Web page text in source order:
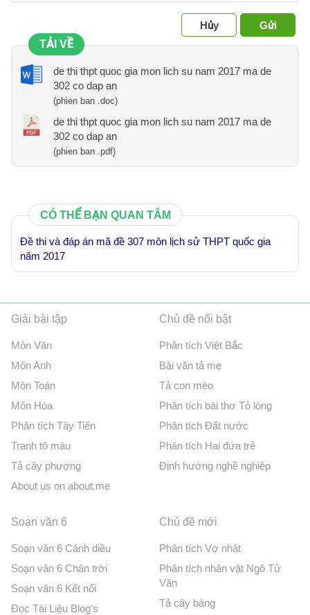
Hủy
Gửi
TẢI VỀ
de thi thpt quoc gia mon lich su nam 2017 ma de
302 co dap an
(phien ban .doc)
de thi thpt quoc gia mon lich su nam 2017 ma de
302 co dap an
(phien ban .pdf)
CÓ THỂ BẠN QUAN TÂM
Đề thi và đáp án mã đề 307 môn lịch sử THPT quốc gia
năm 2017
Giải bài tập
Môn Văn
Môn Anh
Môn Toán
Môn Hóa
Phân tích Tây Tiến
Tranh tô màu
Tả cây phượng
About us on about.me
Chủ đề nổi bật
Phân tích Việt Bắc
Bài văn tả mẹ
Tả con mèo
Phân tích bài thơ Tỏ lòng
Phân tích Đất nước
Phân tích Hai đứa trẻ
Định hướng nghề nghiệp
Soạn văn 6
Soạn văn 6 Cánh diều
Soạn văn 6 Chân trời
Soạn văn 6 Kết nối
Đọc Tài Liệu Blog's
Chủ đề mới
Phân tích Vợ nhặt
Phân tích nhân vật Ngô Tử
Văn
Tả cây bàng